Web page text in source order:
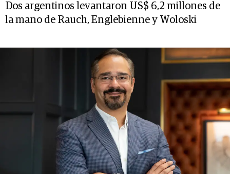
Dos argentinos levantaron US$ 6,2 millones de
la mano de Rauch, Englebienne y Woloski